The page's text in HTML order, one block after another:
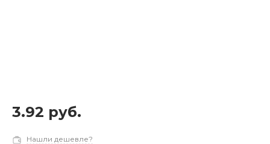
3.92 руб.
Нашли дешевле?